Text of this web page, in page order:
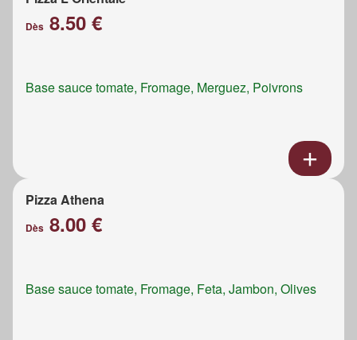
Dès 8.50 €
Base sauce tomate, Fromage, Merguez, Poivrons
Pizza Athena
Dès 8.00 €
Base sauce tomate, Fromage, Feta, Jambon, Olives